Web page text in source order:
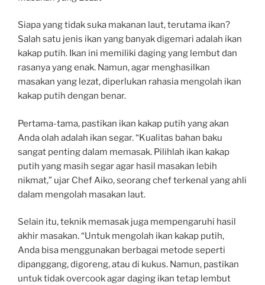
Siapa yang tidak suka makanan laut, terutama ikan?
Salah satu jenis ikan yang banyak digemari adalah ikan
kakap putih. Ikan ini memiliki daging yang lembut dan
rasanya yang enak. Namun, agar menghasilkan
masakan yang lezat, diperlukan rahasia mengolah ikan
kakap putih dengan benar.
Pertama-tama, pastikan ikan kakap putih yang akan
Anda olah adalah ikan segar. “Kualitas bahan baku
sangat penting dalam memasak. Pilihlah ikan kakap
putih yang masih segar agar hasil masakan lebih
nikmat,” ujar Chef Aiko, seorang chef terkenal yang ahli
dalam mengolah masakan laut.
Selain itu, teknik memasak juga mempengaruhi hasil
akhir masakan. “Untuk mengolah ikan kakap putih,
Anda bisa menggunakan berbagai metode seperti
dipanggang, digoreng, atau di kukus. Namun, pastikan
untuk tidak overcook agar daging ikan tetap lembut